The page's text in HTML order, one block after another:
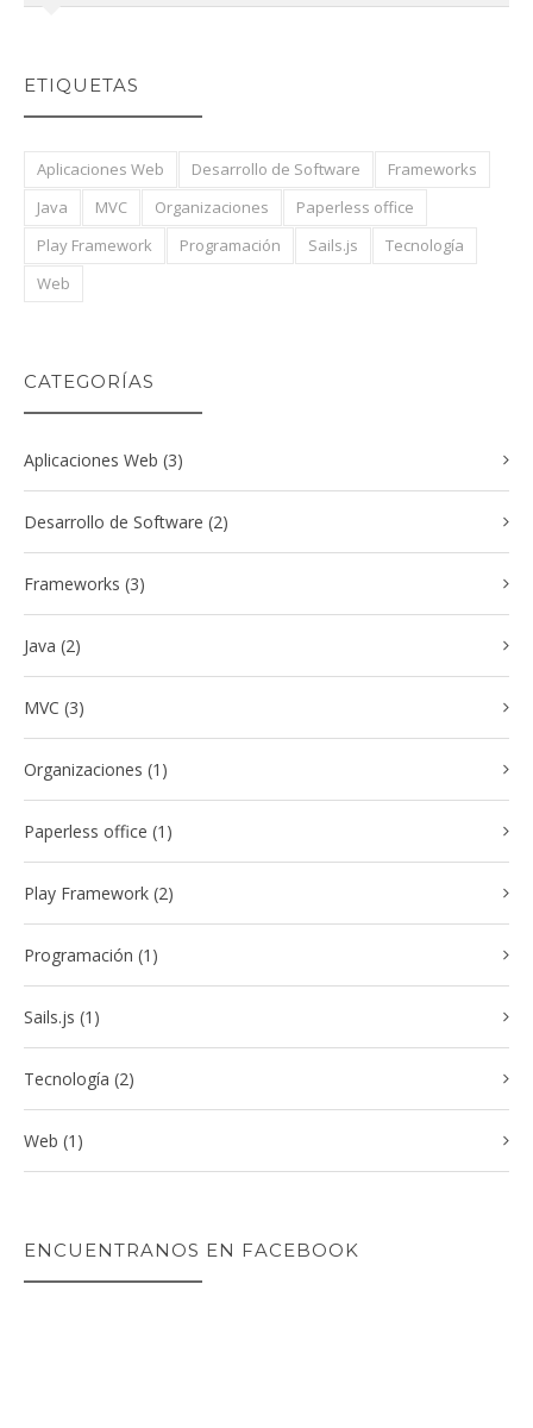
ETIQUETAS
Aplicaciones Web Desarrollo de Software
Frameworks
Java
MVC Organizaciones
Paperless office
Play Framework
Programación Sails.js
Tecnología
Web
CATEGORÍAS
Aplicaciones Web (3)
Desarrollo de Software (2)
Frameworks (3)
Java (2)
MVC (3)
Organizaciones (1)
Paperless office (1)
Play Framework (2)
Programación (1)
Sails.js (1)
Tecnología (2)
Web (1)
ENCUENTRANOS EN FACEBOOK